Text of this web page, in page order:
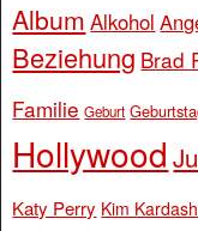
Album Alkohol
Beziehung Brad
Familie Geburt
Hollywood
Katy Perry Kim